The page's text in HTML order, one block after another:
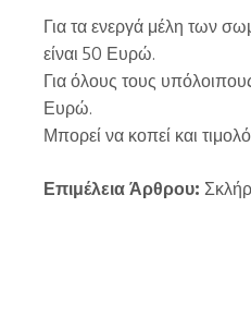
Για τα ενεργά μέλη των
είναι 50 Ευρώ.
Για όλους τους
Ευρώ.
Μπορεί να κοπεί και
Επιμέλεια Άρθρου: